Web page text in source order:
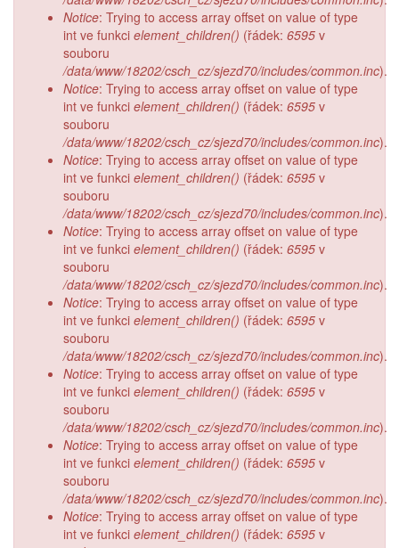
Notice: Trying to access array offset on value of type
int ve funkci element_children() (řádek: 6595 v
souboru
/data/www/18202/csch_cz/sjezd70/includes/common.inc).
Notice: Trying to access array offset on value of type
int ve funkci element_children() (řádek: 6595 v
souboru
/data/www/18202/csch_cz/sjezd70/includes/common.inc).
Notice: Trying to access array offset on value of type
int ve funkci element_children() (řádek: 6595 v
souboru
/data/www/18202/csch_cz/sjezd70/includes/common.inc).
Notice: Trying to access array offset on value of type
int ve funkci element_children() (řádek: 6595 v
souboru
/data/www/18202/csch_cz/sjezd70/includes/common.inc).
Notice: Trying to access array offset on value of type
int ve funkci element_children() (řádek: 6595 v
souboru
/data/www/18202/csch_cz/sjezd70/includes/common.inc).
Notice: Trying to access array offset on value of type
int ve funkci element_children() (řádek: 6595 v
souboru
/data/www/18202/csch_cz/sjezd70/includes/common.inc).
Notice: Trying to access array offset on value of type
int ve funkci element_children() (řádek: 6595 v
souboru
/data/www/18202/csch_cz/sjezd70/includes/common.inc).
Notice: Trying to access array offset on value of type
int ve funkci element_children() (řádek: 6595 v